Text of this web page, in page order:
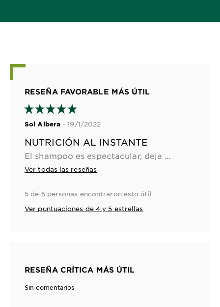
RESEÑA FAVORABLE MÁS ÚTIL
Sol Albera - 19/1/2022
NUTRICIÓN AL INSTANTE
Ver todas las reseñas
5 de 5 personas encontraron esto útil
Ver puntuaciones de 4 y 5 estrellas
RESEÑA CRÍTICA MÁS ÚTIL
Sin comentarios